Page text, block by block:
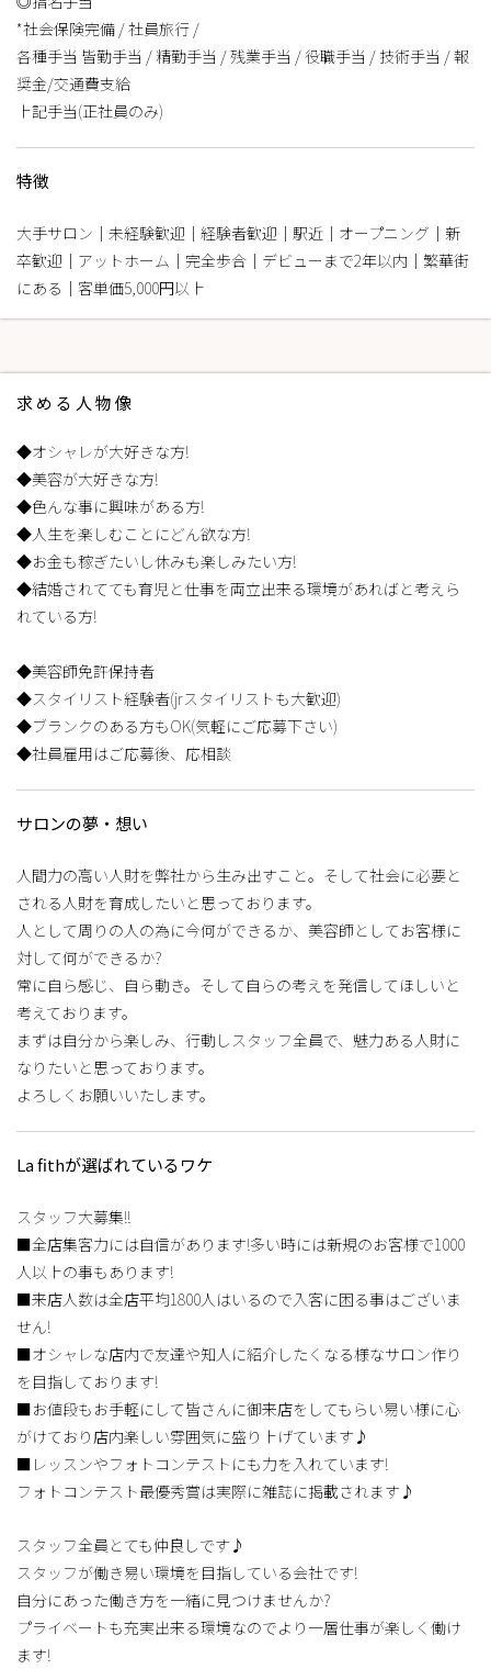
*社会保険完備 / 社員旅行 /
各種手当 皆勤手当 / 精勤手当 / 残業手当 / 役職手当 / 技術手当 / 報
奨金/交通費支給
上記手当(正社員のみ)
特徴
大手サロン｜未経験歓迎｜経験者歓迎｜駅近｜オープニング｜新
卒歓迎｜アットホーム｜完全歩合｜デビューまで2年以内｜繁華街
にある｜客単価5,000円以上
求める人物像
◆オシャレが大好きな方!
◆美容が大好きな方!
◆色んな事に興味がある方!
◆人生を楽しむことにどん欲な方!
◆お金も稼ぎたいし休みも楽しみたい方!
◆結婚されてても育児と仕事を両立出来る環境があればと考えら
れている方!
◆美容師免許保持者
◆スタイリスト経験者(jrスタイリストも大歓迎)
◆ブランクのある方もOK(気軽にご応募下さい)
◆社員雇用はご応募後、応相談
サロンの夢・想い
人間力の高い人財を弊社から生み出すこと。そして社会に必要と
される人財を育成したいと思っております。
人として周りの人の為に今何ができるか、美容師としてお客様に
対して何ができるか?
常に自ら感じ、自ら動き。そして自らの考えを発信してほしいと
考えております。
まずは自分から楽しみ、行動しスタッフ全員で、魅力ある人財に
なりたいと思っております。
よろしくお願いいたします。
La fithが選ばれているワケ
スタッフ大募集!!
■全店集客力には自信があります!多い時には新規のお客様で1000
人以上の事もあります!
■来店人数は全店平均1800人はいるので入客に困る事はございま
せん!
■オシャレな店内で友達や知人に紹介したくなる様なサロン作り
を目指しております!
■お値段もお手軽にして皆さんに御来店をしてもらい易い様に心
がけており店内楽しい雰囲気に盛り上げています♪
■レッスンやフォトコンテストにも力を入れています!
フォトコンテスト最優秀賞は実際に雑誌に掲載されます♪
スタッフ全員とても仲良しです♪
スタッフが働き易い環境を目指している会社です!
自分にあった働き方を一緒に見つけませんか?
プライベートも充実出来る環境なのでより一層仕事が楽しく働け
ます!